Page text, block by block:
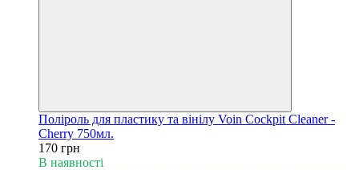
Поліроль для пластику та вінілу Voin Cockpit Cleaner -
Cherry 750мл.
170 грн
В наявності